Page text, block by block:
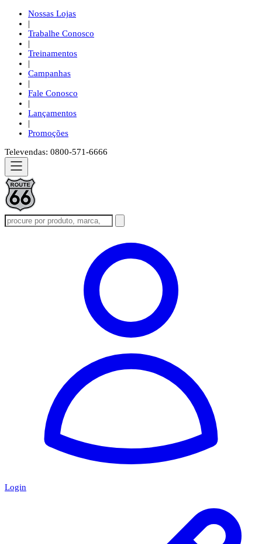
Nossas Lojas
|
Trabalhe Conosco
|
Treinamentos
|
Campanhas
|
Fale Conosco
|
Lançamentos
|
Promoções
Televendas: 0800-571-6666
Login